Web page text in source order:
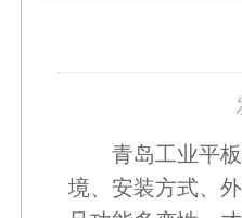
青岛工业平板
境、安装方式、